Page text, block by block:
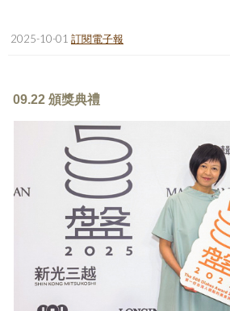
書房集
日記簿
餐桌週記
享樂隨手拍
創意出版服務
2025-10-01 訂閱電子報
09.22 頒獎典禮